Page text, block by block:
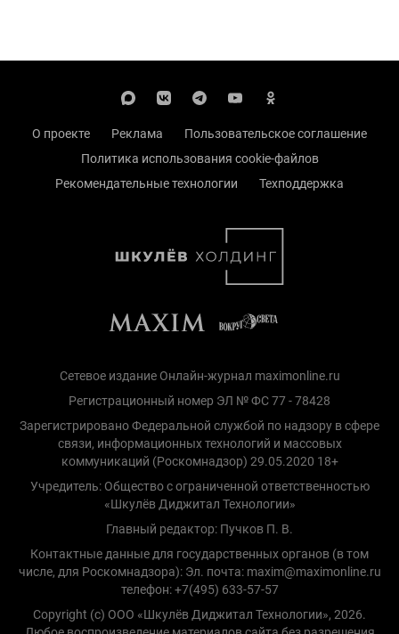
О проекте Реклама
Пользовательское соглашение
Политика использования cookie-файлов
Рекомендательные технологии
Техподдержка
Сетевое издание Онлайн-журнал maximonline.ru
Регистрационный номер ЭЛ № ФС 77 - 78428
Зарегистрировано Федеральной службой по надзору в сфере
связи, информационных технологий и массовых
коммуникаций (Роскомнадзор) 29.05.2020 18+
Учредитель: Общество с ограниченной ответственностью
«Шкулёв Диджитал Технологии»
Главный редактор: Пучков П. В.
Контактные данные для государственных органов (в том
числе, для Роскомнадзора): Эл. почта: maxim@maximonline.ru
телефон: +7(495) 633-57-57
Copyright (с) ООО «Шкулёв Диджитал Технологии», 2026.